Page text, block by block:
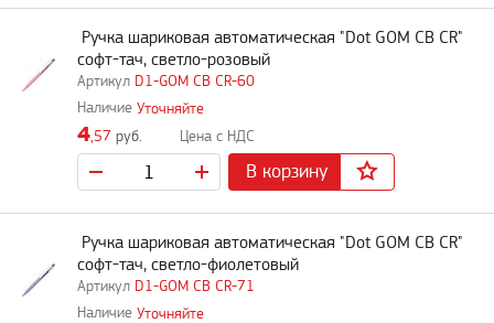
D1-GOM CB CR-60
Ручка шариковая автоматическая "Dot GOM CB CR"
софт-тач, светло-розовый
Уточняйте
4,57 руб.
В корзину
D1-GOM CB CR-71
Ручка шариковая автоматическая "Dot GOM CB CR"
софт-тач, светло-фиолетовый
Уточняйте